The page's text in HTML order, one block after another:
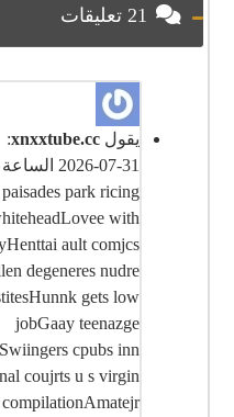
21 تعليقات
يقول xnxxtube.cc
:
2026-07-31 الساعة 10:26 صباحًا
park ricing
with
ault comjcs
degeneres nudre
gets low
jobGaay teenazge
cpubs inn
coujrts u s virgin